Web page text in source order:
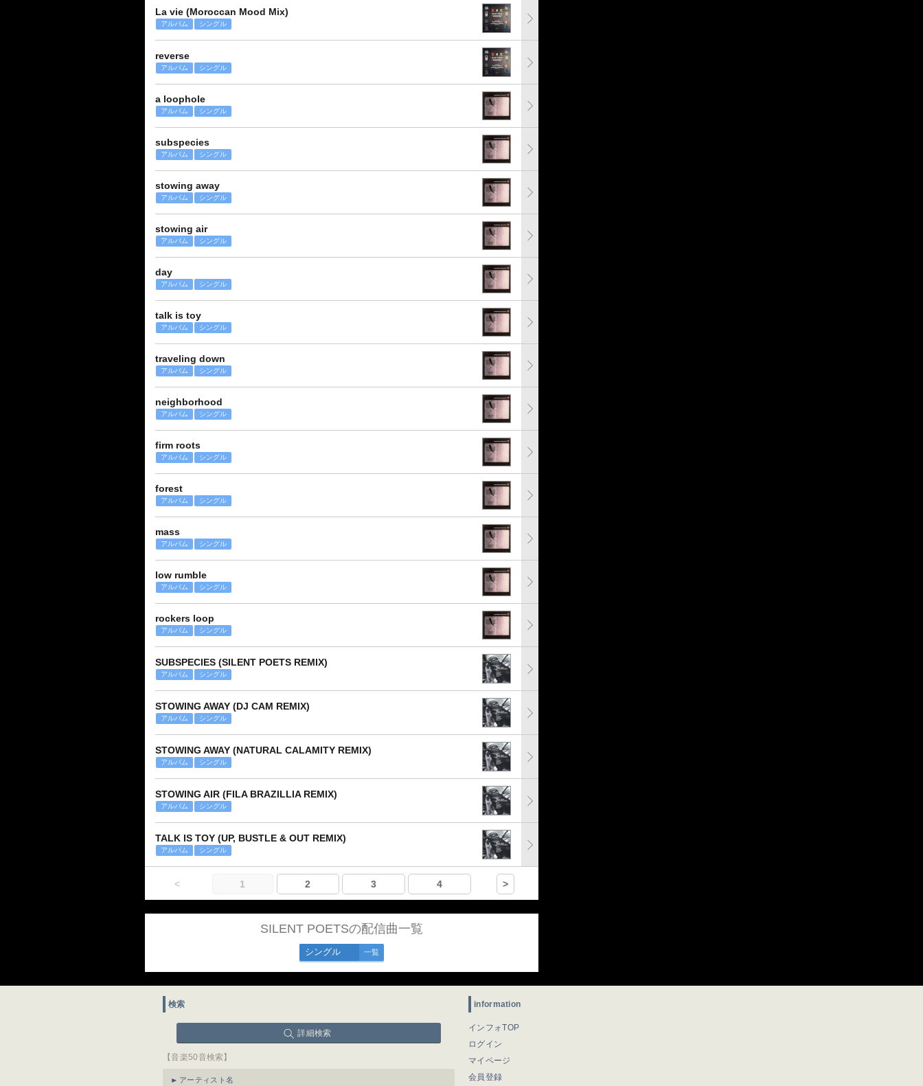
La vie (Moroccan Mood Mix)
アルバム シングル
reverse
アルバム シングル
a loophole
アルバム シングル
subspecies
アルバム シングル
stowing away
アルバム シングル
stowing air
アルバム シングル
day
アルバム シングル
talk is toy
アルバム シングル
traveling down
アルバム シングル
neighborhood
アルバム シングル
firm roots
アルバム シングル
forest
アルバム シングル
mass
アルバム シングル
low rumble
アルバム シングル
rockers loop
アルバム シングル
SUBSPECIES (SILENT POETS REMIX)
アルバム シングル
STOWING AWAY (DJ CAM REMIX)
アルバム シングル
STOWING AWAY (NATURAL CALAMITY REMIX)
アルバム シングル
STOWING AIR (FILA BRAZILLIA REMIX)
アルバム シングル
TALK IS TOY (UP, BUSTLE & OUT REMIX)
アルバム シングル
< 1 2 3 4 >
SILENT POETSの配信曲一覧
シングル 一覧
検索
詳細検索
【音楽50音検索】
アーティスト名
information
インフォTOP
ログイン
マイページ
会員登録